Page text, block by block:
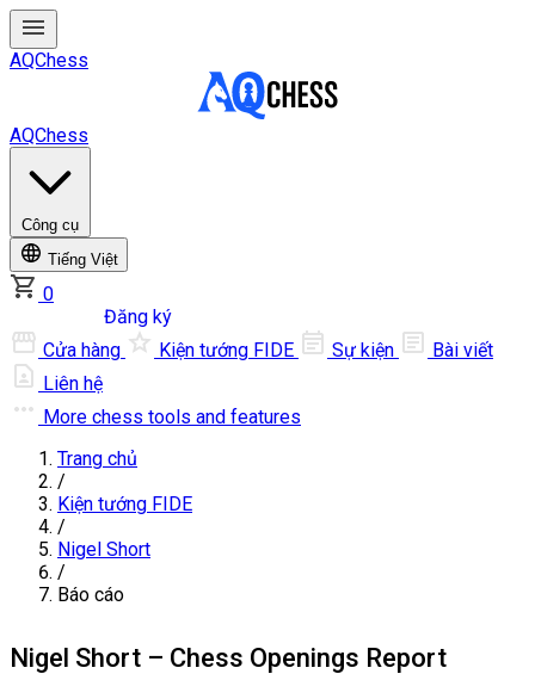
AQChess
AQChess
Công cụ
Tiếng Việt
0
Đăng ký
Cửa hàng
Kiện tướng FIDE Sự kiện
Bài viết
Liên hệ
More chess tools and features
Trang chủ
/
Kiện tướng FIDE
/
Nigel Short
/
Báo cáo
Nigel Short – Chess Openings Report